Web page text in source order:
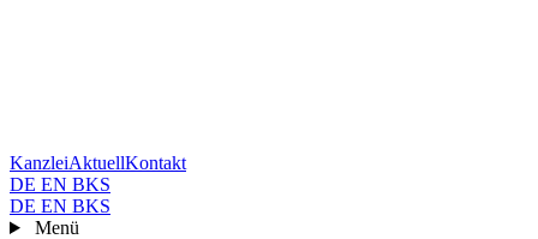
KanzleiAktuellKontakt
DE EN BKS
DE EN BKS
Menü